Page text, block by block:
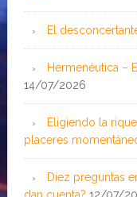
El
Hermenéutica –
14/07/2026
Eligiendo la
placeres
Diez preguntas
dan cuenta? 12/07/